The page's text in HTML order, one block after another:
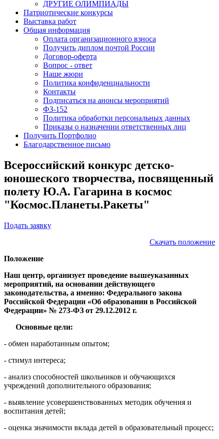
ДРУГИЕ ОЛИМПИАДЫ
Патриотические конкурсы
Выставка работ
Общая информация
Оплата организационного взноса
Получить диплом почтой России
Договор-оферта
Вопрос - ответ
Наше жюри
Политика конфиденциальности
Контакты
Подписаться на анонсы мероприятий
ФЗ-152
Политика обработки персональных данных
Приказы о назначении ответственных лиц
Получить Портфолио
Благодарственное письмо
Всероссийский конкурс детско-
юношеского творчества, посвященный
полету Ю.А. Гагарина в космос
"Космос.Планеты.Ракеты"
Подать заявку
Скачать положение
Положение
Наш центр, организует проведение вышеуказанных
мероприятий, на основании действующего
законодательства, а именно: Федерального закона
Российской Федерации «Об образовании в Российской
Федерации» № 273-ФЗ от 29.12.2012 г.
Основные цели:
- обмен наработанным опытом;
- стимул интереса;
- анализ способностей школьников и обучающихся
учреждений дополнительного образования;
- выявление усовершенствованных методик обучения и
воспитания детей;
- оценка значимости вклада детей в образовательный процесс;